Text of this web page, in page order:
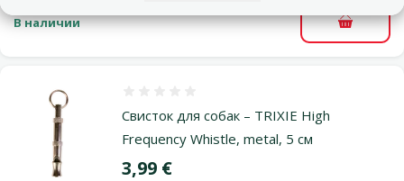
В наличии В
Свисток для собак – TRIXIE High
Frequency Whistle, metal, 5 см
Цена
3,99 €